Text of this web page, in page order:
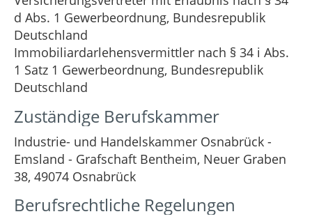
d Abs. 1 Gewerbeordnung, Bundesrepublik
Deutschland
Immobiliardarlehensvermittler nach § 34 i Abs.
1 Satz 1 Gewerbeordnung, Bundesrepublik
Deutschland
Zuständige Berufskammer
Industrie- und Handelskammer Osnabrück -
Emsland - Grafschaft Bentheim, Neuer Graben
38, 49074 Osnabrück
Berufsrechtliche Regelungen